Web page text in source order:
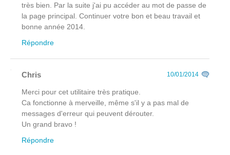
très bien. Par la suite j'ai pu accéder au mot de passe de
la page principal. Continuer votre bon et beau travail et
bonne année 2014.
Répondre
Chris 10/01/2014
Merci pour cet utilitaire très pratique.
Ca fonctionne à merveille, même s'il y a pas mal de
messages d'erreur qui peuvent dérouter.
Un grand bravo !
Répondre